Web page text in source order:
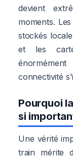
devient
moments.
stockés
et les
connectivité
Pourquoi
si
Une vérité
train mérite